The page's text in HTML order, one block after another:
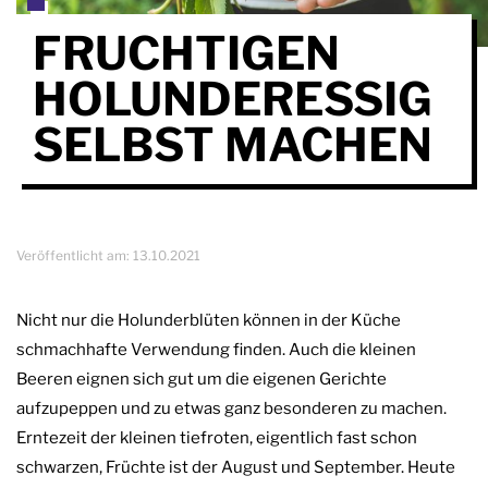
FRUCHTIGEN
HOLUNDERESSIG
SELBST MACHEN
Veröffentlicht am: 13.10.2021
Nicht nur die Holunderblüten können in der Küche
schmachhafte Verwendung finden. Auch die kleinen
Beeren eignen sich gut um die eigenen Gerichte
aufzupeppen und zu etwas ganz besonderen zu machen.
Erntezeit der kleinen tiefroten, eigentlich fast schon
schwarzen, Früchte ist der August und September. Heute